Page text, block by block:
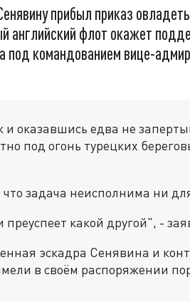
прибыл приказ овладеть
английский флот окажет
под командованием вице-
оказавшись едва не
под огонь турецких
задача неисполнима ни
какой другой", -
эскадра Сенявина и
в своём распоряжении